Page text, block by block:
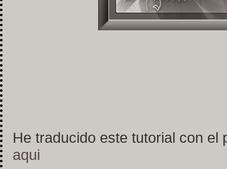
He traducido este tutorial con el
aqui